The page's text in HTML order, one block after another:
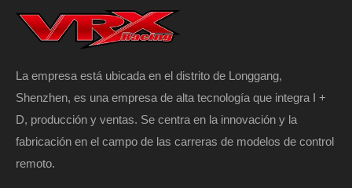
La empresa está ubicada en el distrito de Longgang,
Shenzhen, es una empresa de alta tecnología que integra I +
D, producción y ventas. Se centra en la innovación y la
fabricación en el campo de las carreras de modelos de control
remoto.